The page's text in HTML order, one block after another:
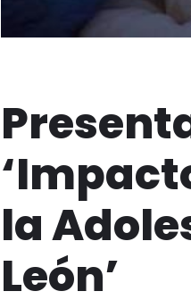
la
León’